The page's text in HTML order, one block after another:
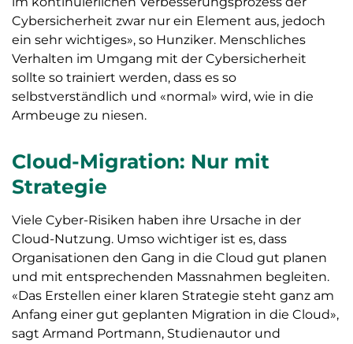
Cybersicherheit zwar nur ein Element aus, jedoch
ein sehr wichtiges», so Hunziker. Menschliches
Verhalten im Umgang mit der Cybersicherheit
sollte so trainiert werden, dass es so
selbstverständlich und «normal» wird, wie in die
Armbeuge zu niesen.
Cloud-Migration: Nur mit
Strategie
Viele Cyber-Risiken haben ihre Ursache in der
Cloud-Nutzung. Umso wichtiger ist es, dass
Organisationen den Gang in die Cloud gut planen
und mit entsprechenden Massnahmen begleiten.
«Das Erstellen einer klaren Strategie steht ganz am
Anfang einer gut geplanten Migration in die Cloud»,
sagt Armand Portmann, Studienautor und